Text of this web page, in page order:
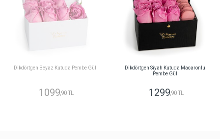
Dikdörtgen Beyaz Kutuda Pembe Gül
1099,90 TL
Dikdörtgen Siyah Kutuda Macaronlu
Pembe Gül
1299,90 TL